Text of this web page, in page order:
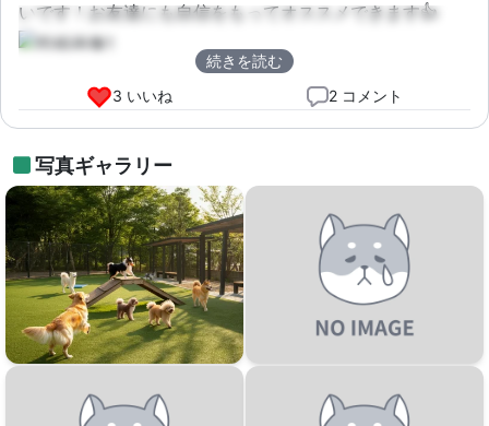
いです！お友達にも自信をもってオススメできます👍
続きを読む
3 いいね
2 コメント
写真ギャラリー